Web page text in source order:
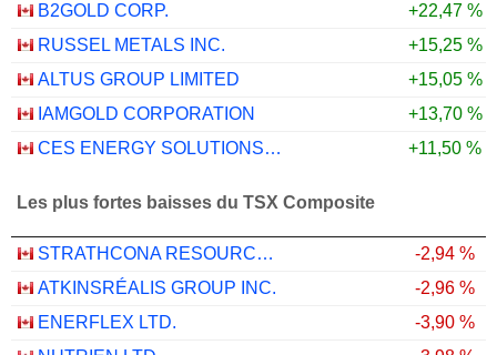
B2GOLD CORP.
+22,47 %
RUSSEL METALS INC.
+15,25 %
ALTUS GROUP LIMITED
+15,05 %
IAMGOLD CORPORATION
+13,70 %
CES ENERGY SOLUTIONS CORP.
+11,50 %
Les plus fortes baisses du TSX Composite
STRATHCONA RESOURCES LTD.
-2,94 %
ATKINSRÉALIS GROUP INC.
-2,96 %
ENERFLEX LTD.
-3,90 %